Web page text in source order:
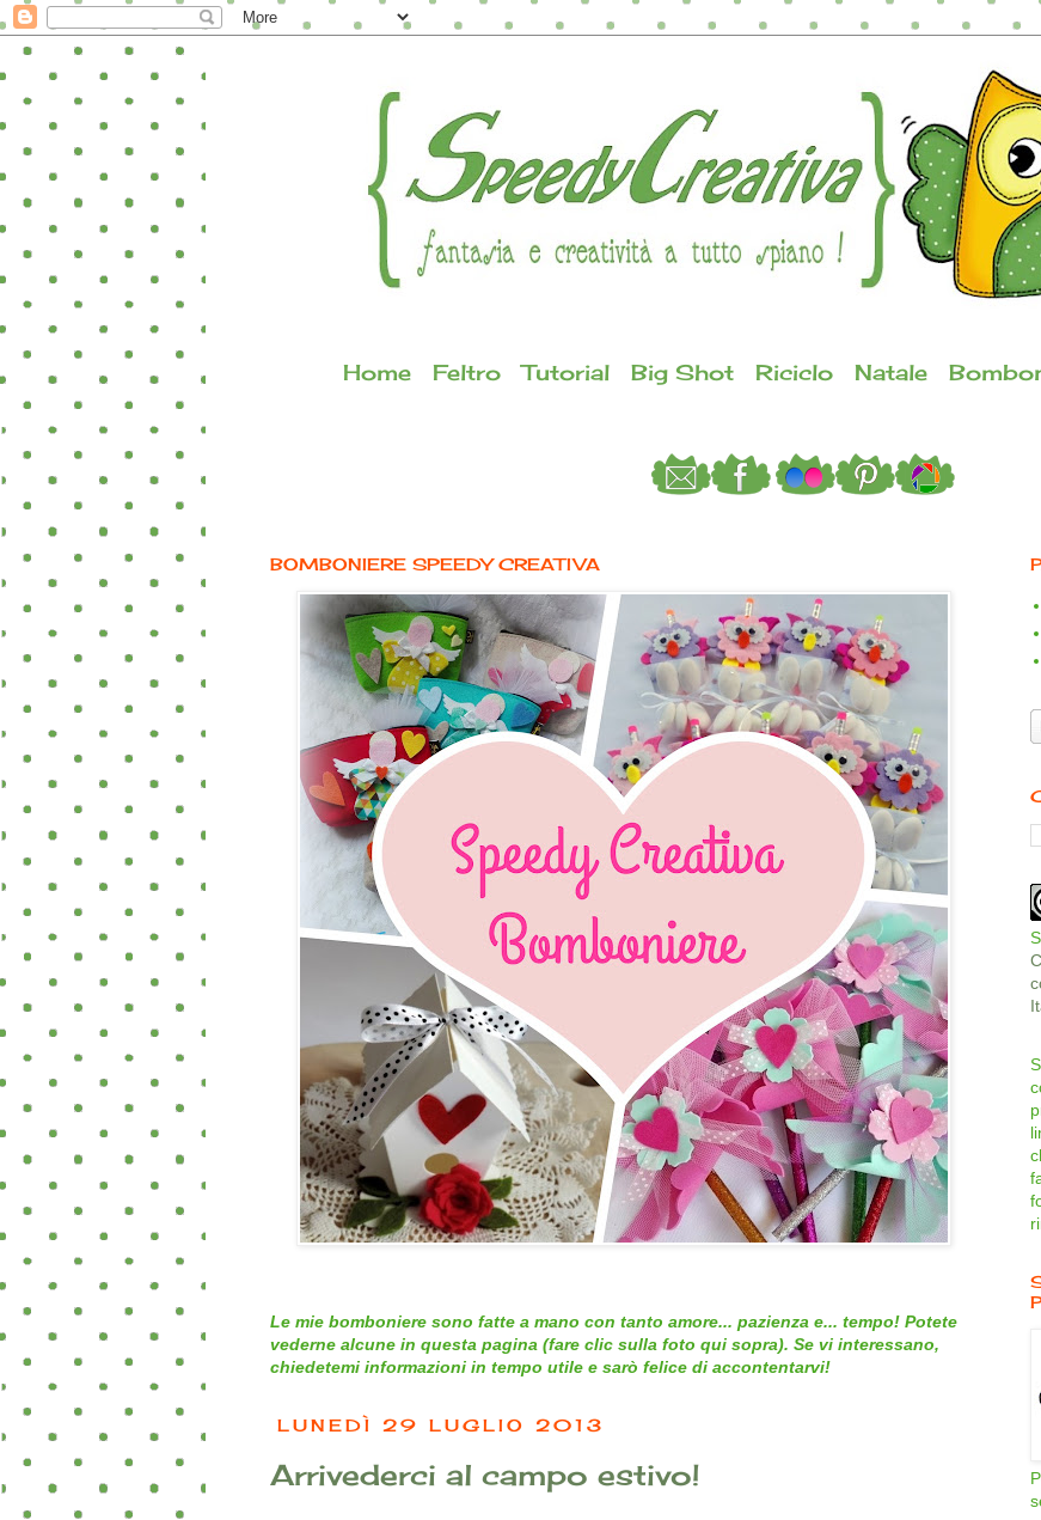
Home Feltro Tutorial Big Shot Riciclo Natale
BOMBONIERE SPEEDY CREATIVA
Le mie bomboniere sono fatte a mano con tanto amore... pazienza e... tempo! Potete
vederne alcune in questa pagina (fare clic sulla foto qui sopra). Se vi interessano,
chiedetemi informazioni in tempo utile e sarò felice di accontentarvi!
LUNEDÌ 29 LUGLIO 2013
Arrivederci al campo estivo!